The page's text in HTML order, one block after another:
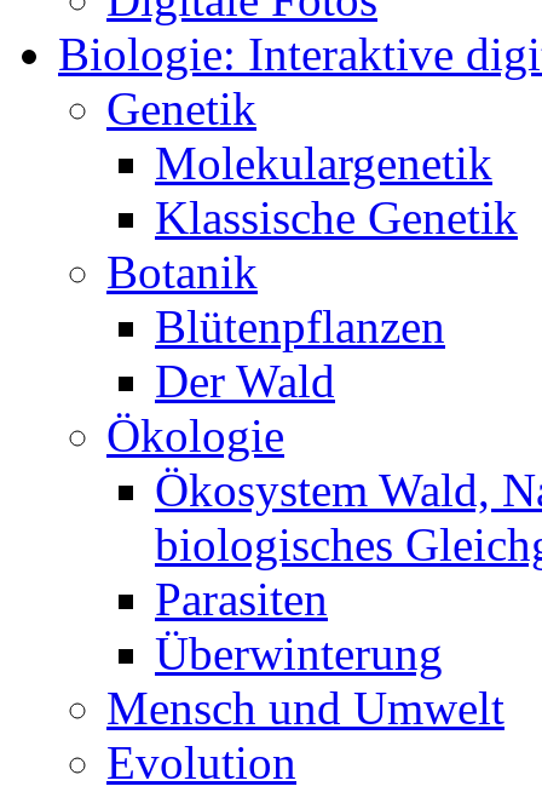
Biologie: Interaktive
Genetik
Molekulargenetik
Klassische Genetik
Botanik
Blütenpflanzen
Der Wald
Ökologie
Ökosystem Wald,
biologisches
Parasiten
Überwinterung
Mensch und Umwelt
Evolution